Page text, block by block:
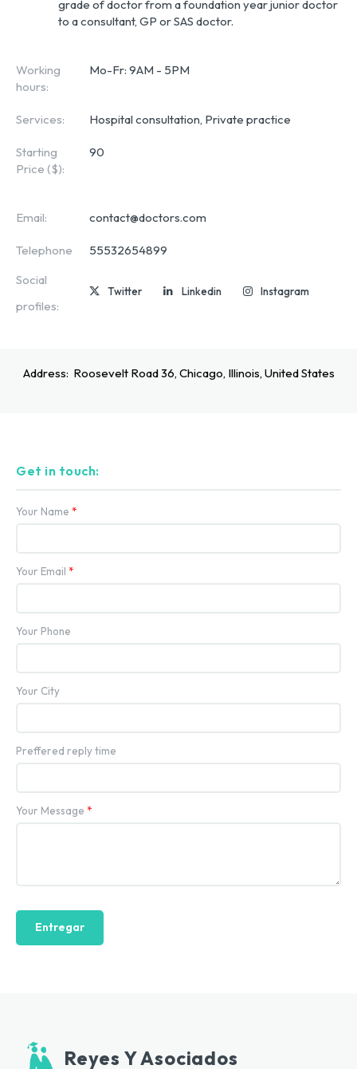
grade of doctor from a foundation year junior doctor
to a consultant, GP or SAS doctor.
Working
hours:
Mo-Fr: 9AM - 5PM
Services: Hospital consultation, Private practice
Starting
Price ($):
90
Email: contact@doctors.com
Telephone
55532654899
Social
profiles:
Twitter Linkedin Instagram
Address: Roosevelt Road 36, Chicago, Illinois, United States
Get in touch:
Your Name *
Your Email *
Your Phone
Your City
Preffered reply time
Your Message *
Entregar
Reyes Y Asociados